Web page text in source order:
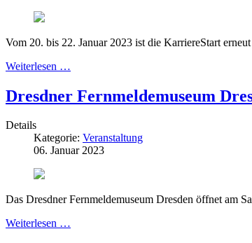
Vom 20. bis 22. Januar 2023 ist die KarriereStart
Weiterlesen …
Dresdner Fernmeldemuseum
Details
Kategorie: Veranstaltung
06. Januar 2023
Das Dresdner Fernmeldemuseum Dresden öffnet am
Weiterlesen …